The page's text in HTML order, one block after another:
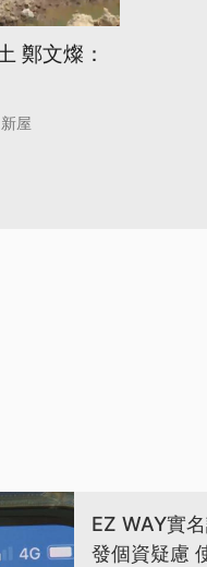
鄭文燦：
新屋
EZ WAY實名
發個資疑慮